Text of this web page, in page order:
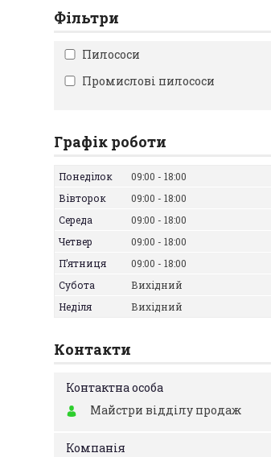
Фільтри
Пилососи
Промислові пилососи
Графік роботи
Понеділок 09:00
18:00
Вівторок
09:00
18:00
Середа
09:00
18:00
Четвер
09:00
18:00
Пʼятниця
09:00
18:00
Субота
Вихідний
Неділя
Вихідний
Контакти
Майстри відділу продаж